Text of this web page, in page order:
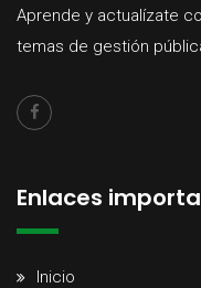
Aprende y actualízate
temas de gestión
Enlaces
Inicio